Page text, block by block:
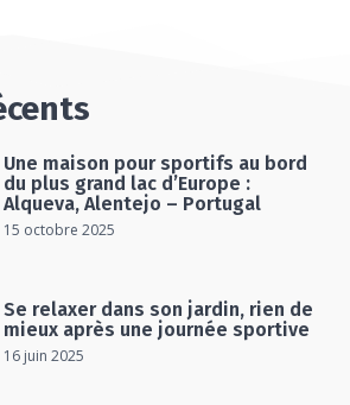
Une maison pour sportifs au bord
du plus grand lac d’Europe :
Alqueva, Alentejo – Portugal
15 octobre 2025
Se relaxer dans son jardin, rien de
mieux après une journée sportive
16 juin 2025